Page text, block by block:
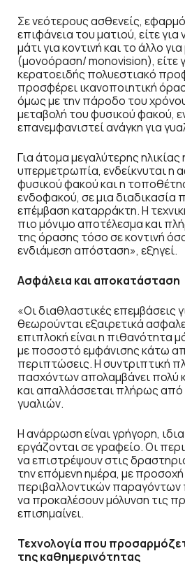
Σε νεότερους ασθενείς,
επιφάνεια του ματιού, είτε
μάτι για κοντινή και το άλλο
(μονοόραση/ monovision), είτε
κερατοειδής πολυεστιακό
προσφέρει ικανοποιητική
όμως με την πάροδο του
μεταβολή του φυσικού φακού,
επανεμφανιστεί ανάγκη για
Για άτομα μεγαλύτερης ηλικίας
υπερμετρωπία, ενδείκνυται η
φυσικού φακού και η
ενδοφακού, σε μια διαδικασία
επέμβαση καταρράκτη. Η
πιο μόνιμο αποτέλεσμα και
της όρασης τόσο σε κοντινή
ενδιάμεση απόσταση», εξηγεί.
Ασφάλεια και αποκατάσταση
«Οι διαθλαστικές επεμβάσεις
θεωρούνται εξαιρετικά
επιπλοκή είναι η πιθανότητα
με ποσοστό εμφάνισης κάτω
περιπτώσεις. Η συντριπτική
πασχόντων απολαμβάνει πολύ
και απαλλάσσεται πλήρως από
γυαλιών.
Η ανάρρωση είναι γρήγορη,
εργάζονται σε γραφείο. Οι
να επιστρέψουν στις
την επόμενη ημέρα, με
περιβαλλοντικών
να προκαλέσουν μόλυνση τις
επισημαίνει.
Τεχνολογία που
της καθημερινότητας